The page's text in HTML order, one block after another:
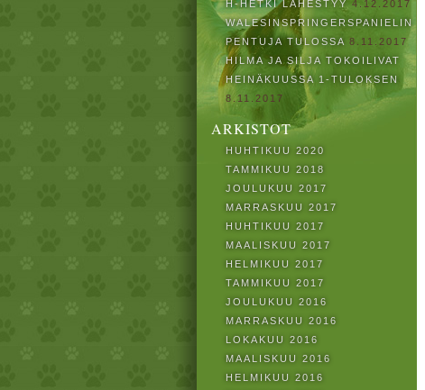
H-HETKI LÄHESTYY 4.12.2017
WALESINSPRINGERSPANIELIN
PENTUJA TULOSSA 8.11.2017
HILMA JA SILJA TOKOILIVAT
HEINÄKUUSSA 1-TULOKSEN
8.11.2017
ARKISTOT
HUHTIKUU 2020
TAMMIKUU 2018
JOULUKUU 2017
MARRASKUU 2017
HUHTIKUU 2017
MAALISKUU 2017
HELMIKUU 2017
TAMMIKUU 2017
JOULUKUU 2016
MARRASKUU 2016
LOKAKUU 2016
MAALISKUU 2016
HELMIKUU 2016